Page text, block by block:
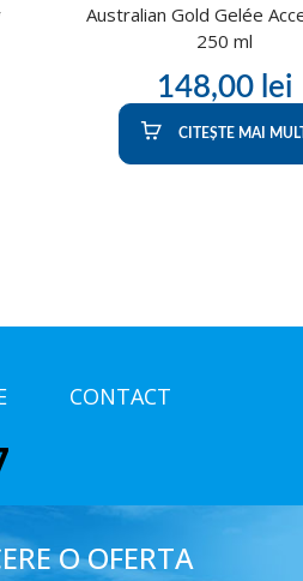
Australian Gold Gelée
250 ml
148,00 lei
CITEȘTE MAI
CONTACT
O OFERTA